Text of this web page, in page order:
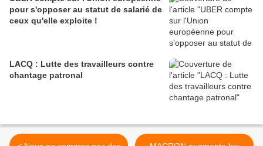
pour s'opposer au statut de salarié de
ceux qu'elle exploite !
LACQ : Lutte des travailleurs contre
chantage patronal